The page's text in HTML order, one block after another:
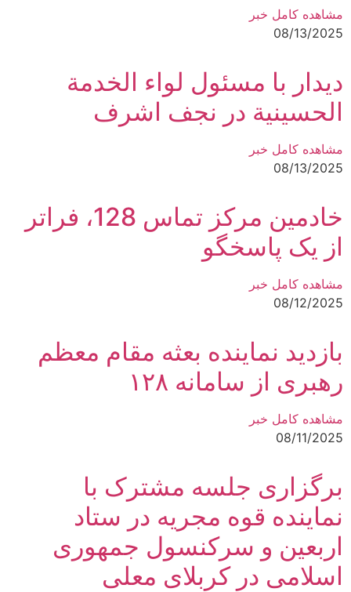
مشاهده کامل خبر
08/13/2025
دیدار با مسئول لواء الخدمة
الحسينية در نجف اشرف
مشاهده کامل خبر
08/13/2025
خادمین مرکز تماس 128، فراتر
از یک پاسخگو
مشاهده کامل خبر
08/12/2025
بازدید نماینده بعثه مقام معظم
رهبری از سامانه ۱۲۸
مشاهده کامل خبر
08/11/2025
برگزاری جلسه مشترک با
نماینده قوه مجریه در ستاد
اربعین و سرکنسول جمهوری
اسلامی در کربلای معلی